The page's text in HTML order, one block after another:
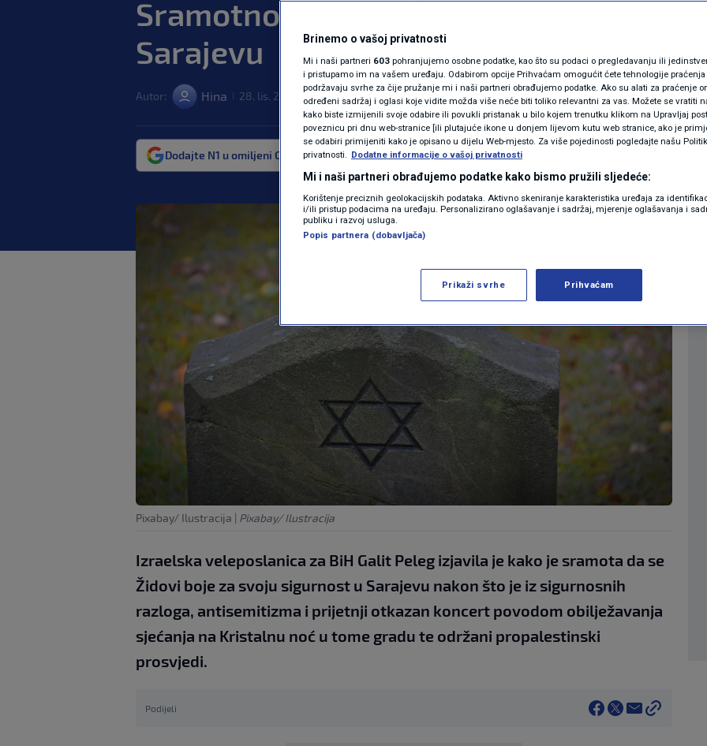
MAGAZIN
KOLUMNE
N1(DIS)INFO
KLIMATSKE PROMJENE
FOTO
VIDEO
Sramotno je da se Židovi boje u
Sarajevu
Autor: Hina 28. lis. 2023. 12:43 REGIJA 0 komentara
Dodajte N1 u omiljeni Google izvor Više
Pixabay/ Ilustracija | Pixabay/ Ilustracija
Izraelska veleposlanica za BiH Galit Peleg izjavila je kako je sramota da se
Židovi boje za svoju sigurnost u Sarajevu nakon što je iz sigurnosnih
razloga, antisemitizma i prijetnji otkazan koncert povodom obilježavanja
sjećanja na Kristalnu noć u tome gradu te održani propalestinski
prosvjedi.
Podijeli
Brinemo o vašoj privatnosti
Mi i naši partneri 603 pohranjujemo osobne podatke, kao što su podaci o pregledavanju ili
i pristupamo im na vašem uređaju. Odabirom opcije Prihvaćam omogućit ćete tehnologije praćenja
podržavaju svrhe za čije pružanje mi i naši partneri obrađujemo podatke. Ako su alati za praćenje
određeni sadržaj i oglasi koje vidite možda više neće biti toliko relevantni za vas. Možete se vratiti
kako biste izmijenili svoje odabire ili povukli pristanak u bilo kojem trenutku klikom na Upravljaj
poveznicu pri dnu web-stranice [ili plutajuće ikone u donjem lijevom kutu web stranice, ako je
se odabiri primijeniti kako je opisano u dijelu Web-mjesto. Za više pojedinosti pogledajte našu
privatnosti. Dodatne informacije o vašoj privatnosti
Mi i naši partneri obrađujemo podatke kako bismo pružili sljedeće:
Korištenje preciznih geolokacijskih podataka. Aktivno skeniranje karakteristika uređaja za
i/ili pristup podacima na uređaju. Personalizirano oglašavanje i sadržaj, mjerenje oglašavanja i
publiku i razvoj usluga.
Popis partnera (dobavljača)
Prikaži svrhe Prihvaćam